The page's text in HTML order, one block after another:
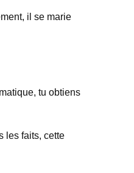
il se marie
tu obtiens
les faits, cette